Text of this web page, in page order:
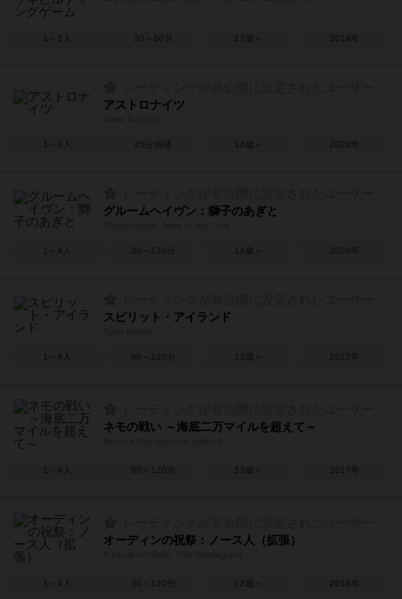
1～5人 30～60分 17歳～ 2014年
アストロナイツ
1～4人 45分前後 14歳～ 2023年
グルームヘイヴン：獅子のあぎと
1～4人 30～120分 14歳～ 2020年
スピリット・アイランド
1～4人 90～120分 13歳～ 2017年
ネモの戦い ～海底二万マイルを超えて～
1～4人 60～120分 13歳～ 2017年
オーディンの祝祭：ノース人（拡張）
1～4人 30～120分 12歳～ 2018年